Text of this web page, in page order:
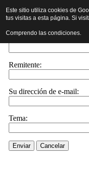
Enviar este enlace a un
Enviar e-mail a::
Remitente:
Su dirección de e-mail:
Tema:
Enviar Cancelar
Este sitio utiliza cookies de
tus visitas a esta página. Si
Comprendo las condiciones.